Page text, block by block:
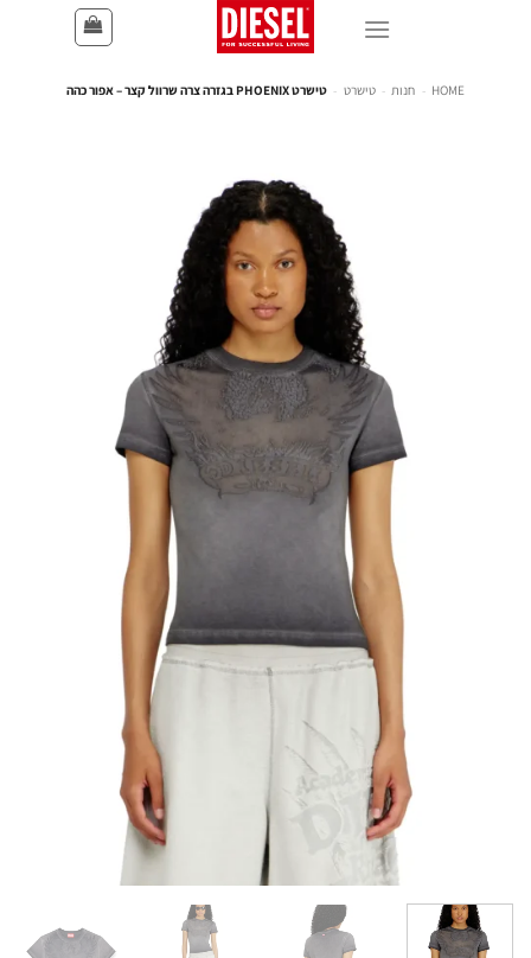
HOME
- חנות - טישרט - טישרט PHOENIX בגזרה צרה שרוול קצר – אפור כהה